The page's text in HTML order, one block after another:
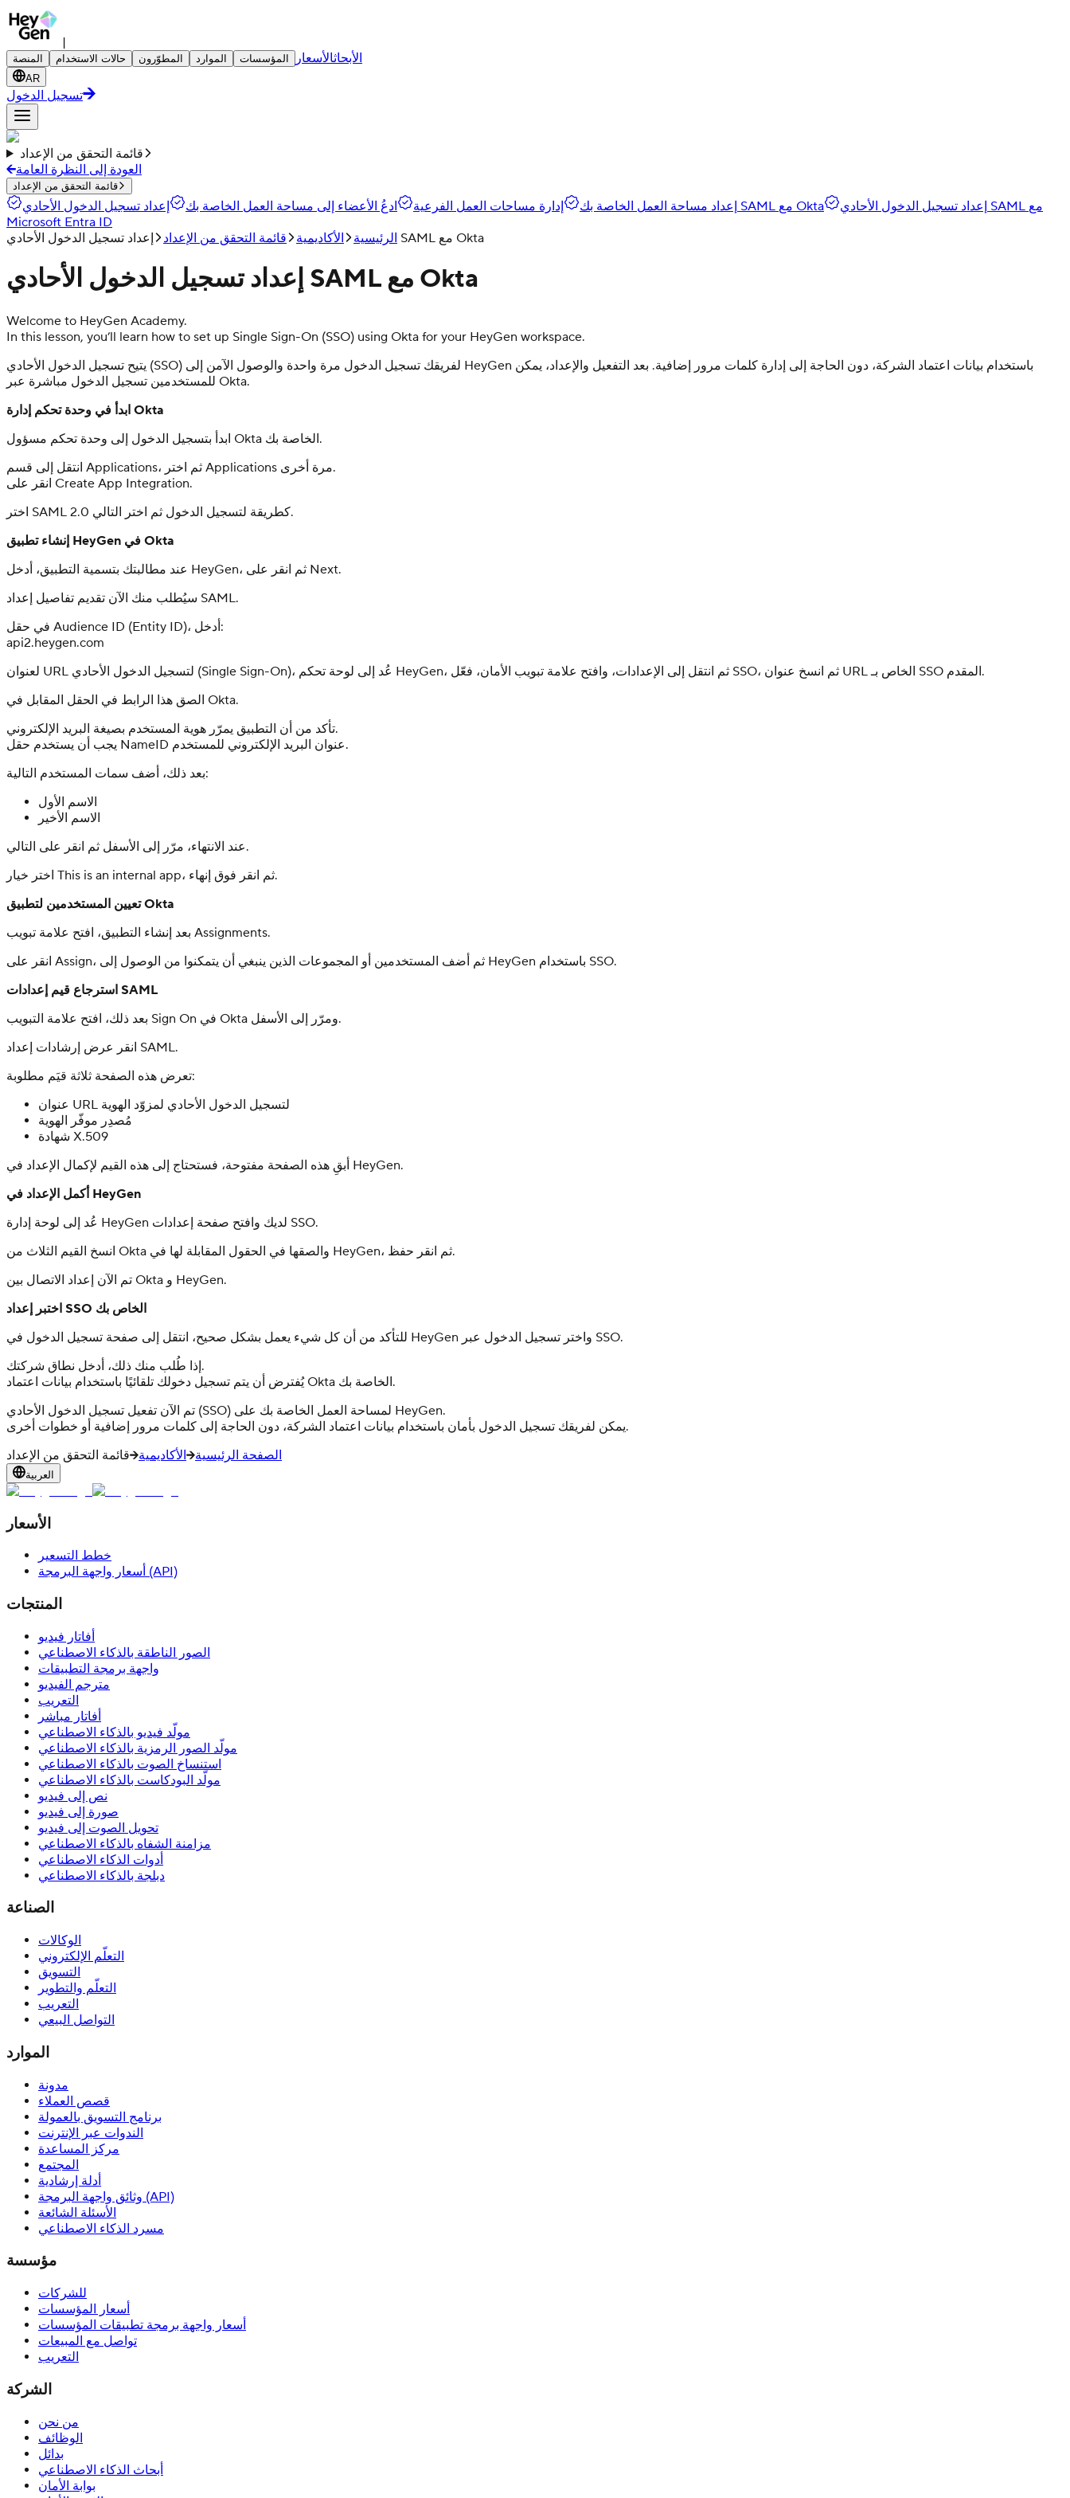
|
المنصة حالات الاستخدام المطوّرون الموارد المؤسسات الأبحاثالأسعار
AR
تسجيل الدخول
قائمة التحقق من الإعداد
العودة إلى النظرة العامة
قائمة التحقق من الإعداد
إعداد مساحة العمل الخاصة بك إدارة مساحات العمل الفرعية ادعُ الأعضاء إلى مساحة العمل الخاصة بك إعداد تسجيل الدخول الأحادي SAML مع Okta
إعداد تسجيل الدخول الأحادي SAML مع
Microsoft Entra ID
الرئيسية
الأكاديمية قائمة التحقق من الإعداد إعداد تسجيل الدخول الأحادي SAML مع Okta
إعداد تسجيل الدخول الأحادي SAML مع Okta
Welcome to HeyGen Academy.
In this lesson, you’ll learn how to set up Single Sign-On (SSO) using Okta for your HeyGen workspace.
يتيح تسجيل الدخول الأحادي (SSO) لفريقك تسجيل الدخول مرة واحدة والوصول الآمن إلى HeyGen باستخدام بيانات اعتماد الشركة، دون الحاجة إلى إدارة كلمات مرور إضافية. بعد التفعيل والإعداد، يمكن
للمستخدمين تسجيل الدخول مباشرة عبر Okta.
ابدأ في وحدة تحكم إدارة Okta
ابدأ بتسجيل الدخول إلى وحدة تحكم مسؤول Okta الخاصة بك.
انتقل إلى قسم Applications، ثم اختر Applications مرة أخرى.
انقر على Create App Integration.
اختر SAML 2.0 كطريقة لتسجيل الدخول ثم اختر التالي.
إنشاء تطبيق HeyGen في Okta
عند مطالبتك بتسمية التطبيق، أدخل HeyGen، ثم انقر على Next.
سيُطلب منك الآن تقديم تفاصيل إعداد SAML.
في حقل Audience ID (Entity ID)، أدخل:
api2.heygen.com
لعنوان URL لتسجيل الدخول الأحادي (Single Sign-On)، عُد إلى لوحة تحكم HeyGen، ثم انتقل إلى الإعدادات، وافتح علامة تبويب الأمان، فعّل SSO، ثم انسخ عنوان URL الخاص بـ SSO المقدم.
الصق هذا الرابط في الحقل المقابل في Okta.
تأكد من أن التطبيق يمرّر هوية المستخدم بصيغة البريد الإلكتروني.
يجب أن يستخدم حقل NameID عنوان البريد الإلكتروني للمستخدم.
بعد ذلك، أضف سمات المستخدم التالية:
الاسم الأول
الاسم الأخير
عند الانتهاء، مرّر إلى الأسفل ثم انقر على التالي.
اختر خيار This is an internal app، ثم انقر فوق إنهاء.
تعيين المستخدمين لتطبيق Okta
بعد إنشاء التطبيق، افتح علامة تبويب Assignments.
انقر على Assign، ثم أضف المستخدمين أو المجموعات الذين ينبغي أن يتمكنوا من الوصول إلى HeyGen باستخدام SSO.
استرجاع قيم إعدادات SAML
بعد ذلك، افتح علامة التبويب Sign On في Okta ومرّر إلى الأسفل.
انقر عرض إرشادات إعداد SAML.
تعرض هذه الصفحة ثلاثة قيَم مطلوبة:
عنوان URL لتسجيل الدخول الأحادي لمزوّد الهوية
مُصدِر موفّر الهوية
شهادة X.509
أبقِ هذه الصفحة مفتوحة، فستحتاج إلى هذه القيم لإكمال الإعداد في HeyGen.
أكمل الإعداد في HeyGen
عُد إلى لوحة إدارة HeyGen لديك وافتح صفحة إعدادات SSO.
انسخ القيم الثلاث من Okta والصقها في الحقول المقابلة لها في HeyGen، ثم انقر حفظ.
تم الآن إعداد الاتصال بين Okta و HeyGen.
اختبر إعداد SSO الخاص بك
للتأكد من أن كل شيء يعمل بشكل صحيح، انتقل إلى صفحة تسجيل الدخول في HeyGen واختر تسجيل الدخول عبر SSO.
إذا طُلب منك ذلك، أدخل نطاق شركتك.
يُفترض أن يتم تسجيل دخولك تلقائيًا باستخدام بيانات اعتماد Okta الخاصة بك.
تم الآن تفعيل تسجيل الدخول الأحادي (SSO) لمساحة العمل الخاصة بك على HeyGen.
يمكن لفريقك تسجيل الدخول بأمان باستخدام بيانات اعتماد الشركة، دون الحاجة إلى كلمات مرور إضافية أو خطوات أخرى.
الصفحة الرئيسية
الأكاديمية قائمة التحقق من الإعداد
العربية
الأسعار
خطط التسعير
أسعار واجهة البرمجة (API)
المنتجات
أفاتار فيديو
الصور الناطقة بالذكاء الاصطناعي
واجهة برمجة التطبيقات
مترجم الفيديو
التعريب
أفاتار مباشر
مولّد فيديو بالذكاء الاصطناعي
مولّد الصور الرمزية بالذكاء الاصطناعي
استنساخ الصوت بالذكاء الاصطناعي
مولّد البودكاست بالذكاء الاصطناعي
نص إلى فيديو
صورة إلى فيديو
تحويل الصوت إلى فيديو
مزامنة الشفاه بالذكاء الاصطناعي
أدوات الذكاء الاصطناعي
دبلجة بالذكاء الاصطناعي
الصناعة
الوكالات
التعلّم الإلكتروني
التسويق
التعلّم والتطوير
التعريب
التواصل البيعي
الموارد
مدونة
قصص العملاء
برنامج التسويق بالعمولة
الندوات عبر الإنترنت
مركز المساعدة
المجتمع
أدلة إرشادية
وثائق واجهة البرمجة (API)
الأسئلة الشائعة
مسرد الذكاء الاصطناعي
مؤسسة
للشركات
أسعار المؤسسات
أسعار واجهة برمجة تطبيقات المؤسسات
تواصل مع المبيعات
التعريب
الشركة
من نحن
الوظائف
بدائل
أبحاث الذكاء الاصطناعي
بوابة الأمان